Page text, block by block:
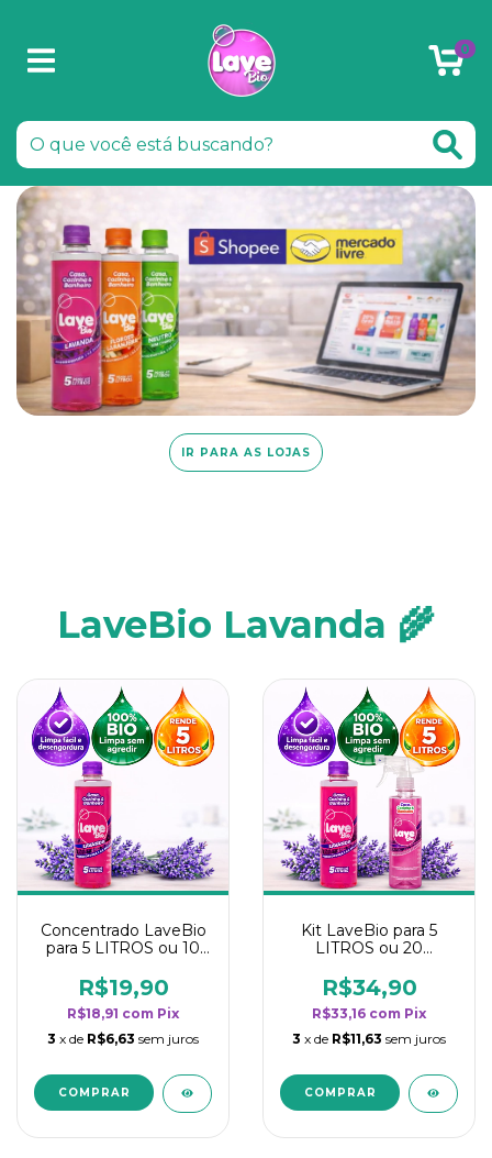
0
IR PARA AS LOJAS
LaveBio Lavanda 🌾
Concentrado LaveBio
para 5 LITROS ou 10
rendimento da
categoria - Lavanda
R$19,90
R$18,91 com Pix
3 x de R$6,63 sem juros
Kit LaveBio para 5
LITROS ou 20
rendimento da
categoria - Lavanda
R$34,90
R$33,16 com Pix
3 x de R$11,63 sem juros